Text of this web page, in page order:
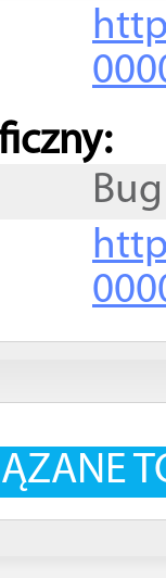
Bug